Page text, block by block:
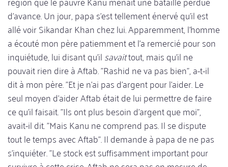
d'avance. Un jour, papa s'est tellement énervé qu'il est
allé voir Sikandar Khan chez lui. Apparemment, l'homme
a écouté mon père patiemment et l'a remercié pour son
inquiétude, lui disant qu'ilsavaittout, mais qu'il ne
pouvait rien dire à Aftab. "Rashid ne va pas bien", a-t-il
dit à mon père. "Et je n'ai pas d'argent pour l'aider. Le
seul moyen d'aider Aftab était de lui permettre de faire
ce qu'il faisait. "Ils ont plus besoin d'argent que moi",
avait-il dit. "Mais Kanu ne comprend pas. Il se dispute
tout le temps avec Aftab". Il demande à papa de ne pas
s'inquiéter. "Le stock est suffisamment important pour